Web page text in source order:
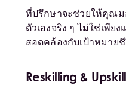
ที่ปรึกษาจะช่วยให้คุณม
ตัวเองจริง ๆ ไม่ใช่เพีย
สอดคล้องกับเป้าหมาย
Reskilling &